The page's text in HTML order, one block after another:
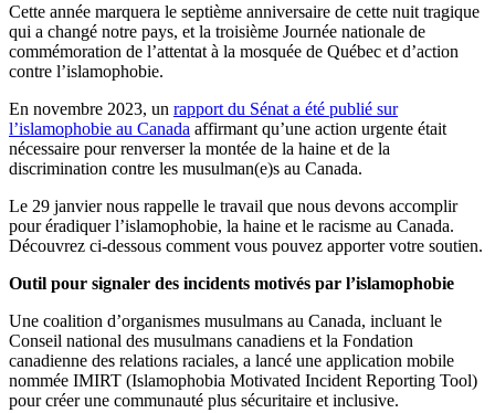
Cette année marquera le septième anniversaire de cette nuit tragique
qui a changé notre pays, et la troisième Journée nationale de
commémoration de l’attentat à la mosquée de Québec et d’action
contre l’islamophobie.
En novembre 2023, un rapport du Sénat a été publié sur
l’islamophobie au Canada affirmant qu’une action urgente était
nécessaire pour renverser la montée de la haine et de la
discrimination contre les musulman(e)s au Canada.
Le 29 janvier nous rappelle le travail que nous devons accomplir
pour éradiquer l’islamophobie, la haine et le racisme au Canada.
Découvrez ci-dessous comment vous pouvez apporter votre soutien.
Outil pour signaler des incidents motivés par l’islamophobie
Une coalition d’organismes musulmans au Canada, incluant le
Conseil national des musulmans canadiens et la Fondation
canadienne des relations raciales, a lancé une application mobile
nommée IMIRT (Islamophobia Motivated Incident Reporting Tool)
pour créer une communauté plus sécuritaire et inclusive.